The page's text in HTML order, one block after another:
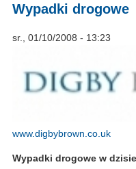
Wypadki drogowe
sr., 01/10/2008 - 13:23
www.digbybrown.co.uk
Wypadki drogowe w